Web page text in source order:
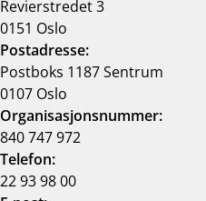
Revierstredet 3
0151 Oslo
Postadresse:
Postboks 1187 Sentrum
0107 Oslo
Organisasjonsnummer:
840 747 972
Telefon:
22 93 98 00